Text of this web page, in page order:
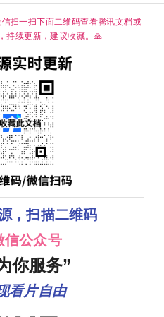
扫一扫下面二维码查看腾讯文档或
持续更新，建议收藏。🙏
，扫描二维码
信公众号
你服务”
看片自由